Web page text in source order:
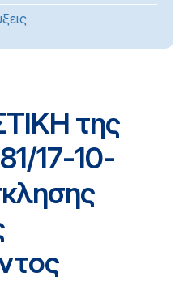
της
17-10-